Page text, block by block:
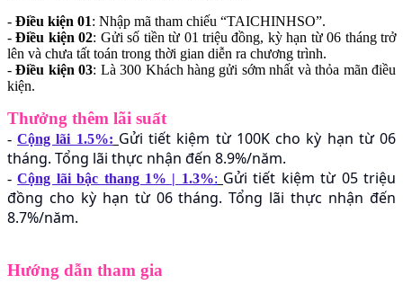
- Điều kiện 01: Nhập mã tham chiếu “TAICHINHSO”.
-Điều kiện 02: Gửi số tiền từ 01 triệu đồng, kỳ hạn từ 06 tháng trở
lên và chưa tất toán trong thời gian diễn ra chương trình.
-Điều kiện 03: Là 300 Khách hàng gửi sớm nhất và thỏa mãn điều
kiện.
Thưởng thêm lãi suất
-Cộng lãi 1.5%: Gửi tiết kiệm từ 100K cho kỳ hạn từ 06
tháng. Tổng lãi thực nhận đến 8.9%/năm.
- Cộng lãi bậc thang 1% | 1.3%: Gửi tiết kiệm từ 05 triệu
đồng cho kỳ hạn từ 06 tháng. Tổng lãi thực nhận đến
8.7%/năm.
Hướng dẫn tham gia